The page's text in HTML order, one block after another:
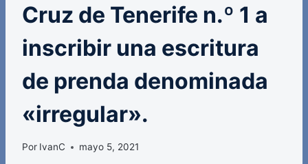
Cruz de Tenerife n.º 1 a
inscribir una escritura
de prenda denominada
«irregular».
Por IvanC mayo 5, 2021